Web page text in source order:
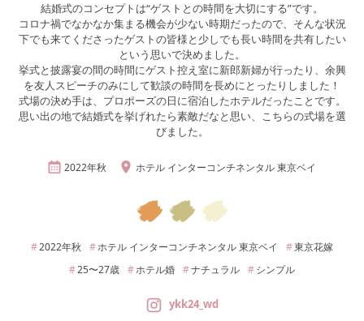
結婚式のコンセプトは“ゲストとの時間を大切にする”です。
コロナ禍でなかなか集まる機会が少ない時期だったので、そんな状況
下でも来てくださったゲストの皆様と少しでも長い時間を共有したい
という思いで決めました。
挙式と披露宴の間の時間にゲスト控え室に新郎新婦が行ったり、余興
を友人スピーチのみにして歓談の時間を長めにとったりしました！
式場の決め手は、プロポーズの日に宿泊したホテルだったことです。
思い出の地で結婚式を挙げれたら素敵だなと思い、こちらの式場を選
びました。
2022年秋 ホテル インターコンチネンタル 東京ベイ
2022年秋 ホテル インターコンチネンタル 東京ベイ 東京花嫁
25〜27歳 ホテル婚 ナチュラル シンプル
ykk24_wd